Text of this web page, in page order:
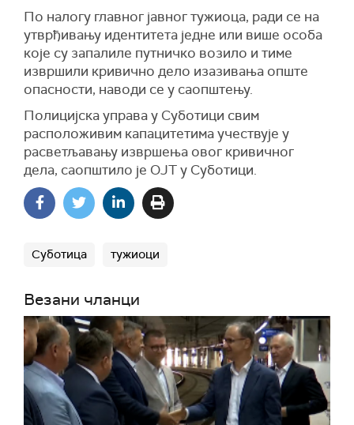
По налогу главног јавног тужиоца, ради се на
утврђивању идентитета једне или више особа
које су запалиле путничко возило и тиме
извршили кривично дело изазивања опште
опасности, наводи се у саопштењу.
Полицијска управа у Суботици свим
расположивим капацитетима учествује у
расветљавању извршења овог кривичног
дела, саопштило је ОЈТ у Суботици.
Суботица тужиоци
Везани чланци